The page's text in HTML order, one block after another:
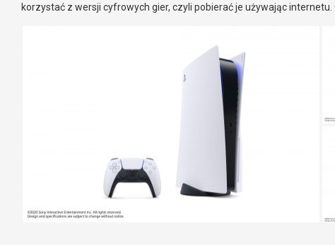
korzystać z wersji cyfrowych gier, czyli pobierać je używając